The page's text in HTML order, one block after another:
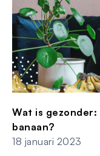
Wat is
banaan?
18 januari 2023